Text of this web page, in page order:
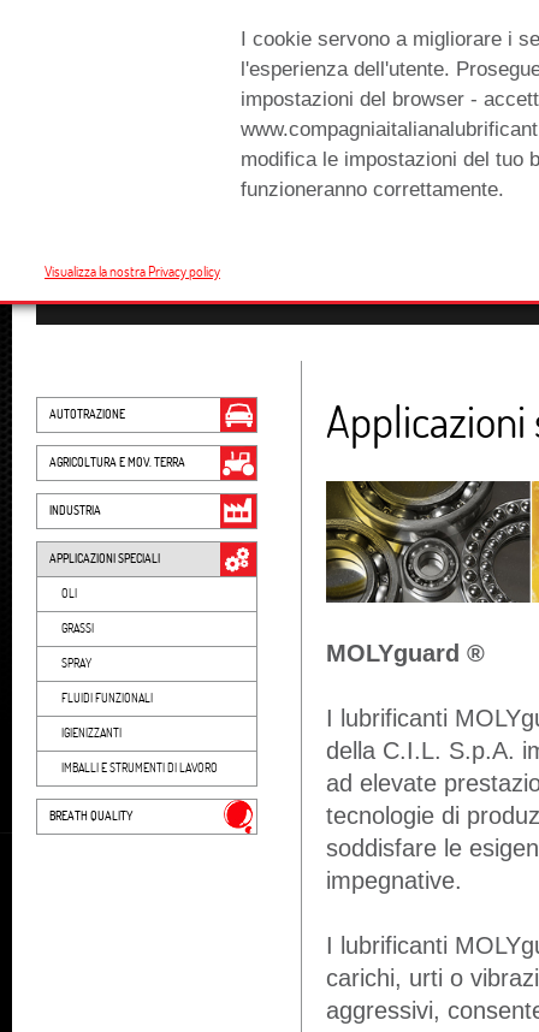
I cookie servono a migliorare i
l'esperienza dell'utente.
impostazioni del browser -
modifica le impostazioni del tuo
funzioneranno correttamente.
Visualizza la nostra Privacy policy
HOME AZIENDA +
AUTOTRAZIONE
AGRICOLTURA E MOV. TERRA
INDUSTRIA
APPLICAZIONI SPECIALI
OLI
GRASSI
SPRAY
FLUIDI FUNZIONALI
IGIENIZZANTI
IMBALLI E STRUMENTI DI LAVORO
BREATH QUALITY
Applicazioni
MOLYguard ®
I lubrificanti
della C.I.L. S.p.A.
ad elevate
tecnologie di
soddisfare le
impegnative.
I lubrificanti
carichi, urti o
aggressivi,